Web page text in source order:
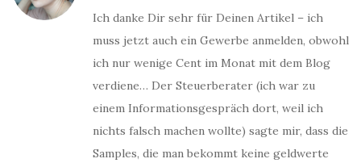
Ich danke Dir sehr für Deinen Artikel – ich
muss jetzt auch ein Gewerbe anmelden, obwohl
ich nur wenige Cent im Monat mit dem Blog
verdiene… Der Steuerberater (ich war zu
einem Informationsgespräch dort, weil ich
nichts falsch machen wollte) sagte mir, dass die
Samples, die man bekommt keine geldwerte